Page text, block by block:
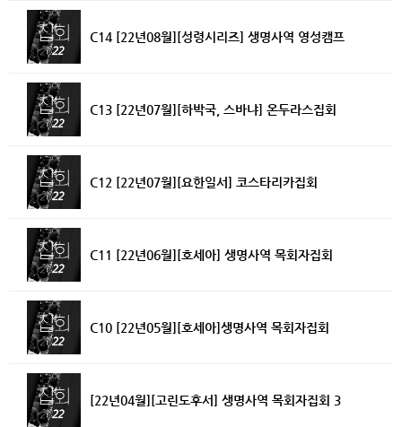
C14 [22년08월][성령시리즈] 생명사역 영성캠프
C13 [22년07월][하박국, 스바냐] 온두라스집회
C12 [22년07월][요한일서] 코스타리카집회
C11 [22년06월][호세아] 생명사역 목회자집회
C10 [22년05월][호세아]생명사역 목회자집회
[22년04월][고린도후서] 생명사역 목회자집회 3